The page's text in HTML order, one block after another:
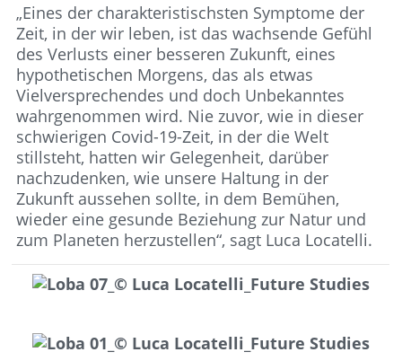
„Eines der charakteristischsten Symptome der
Zeit, in der wir leben, ist das wachsende Gefühl
des Verlusts einer besseren Zukunft, eines
hypothetischen Morgens, das als etwas
Vielversprechendes und doch Unbekanntes
wahrgenommen wird. Nie zuvor, wie in dieser
schwierigen Covid-19-Zeit, in der die Welt
stillsteht, hatten wir Gelegenheit, darüber
nachzudenken, wie unsere Haltung in der
Zukunft aussehen sollte, in dem Bemühen,
wieder eine gesunde Beziehung zur Natur und
zum Planeten herzustellen“, sagt Luca Locatelli.